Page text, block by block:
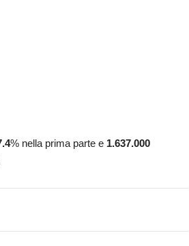
% nella prima parte e 1.637.000